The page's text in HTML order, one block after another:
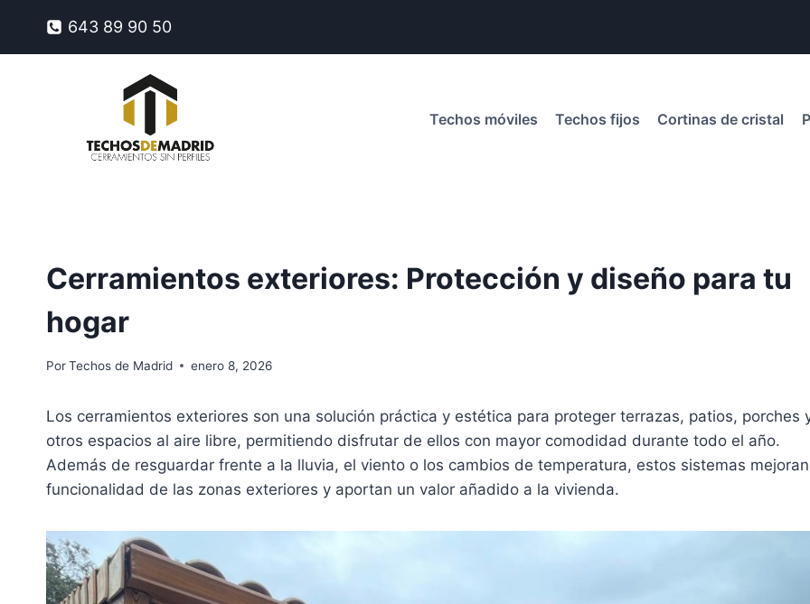
contenido
643 89 90 50
Techos móviles Techos fijos Cortinas de cristal
Cerramientos exteriores: Protección y diseño para tu
hogar
PorTechos de Madrid enero 8, 2026
Los cerramientos exteriores son una solución práctica y estética para proteger terrazas, patios, porches
otros espacios al aire libre, permitiendo disfrutar de ellos con mayor comodidad durante todo el año.
Además de resguardar frente a la lluvia, el viento o los cambios de temperatura, estos sistemas
funcionalidad de las zonas exteriores y aportan un valor añadido a la vivienda.